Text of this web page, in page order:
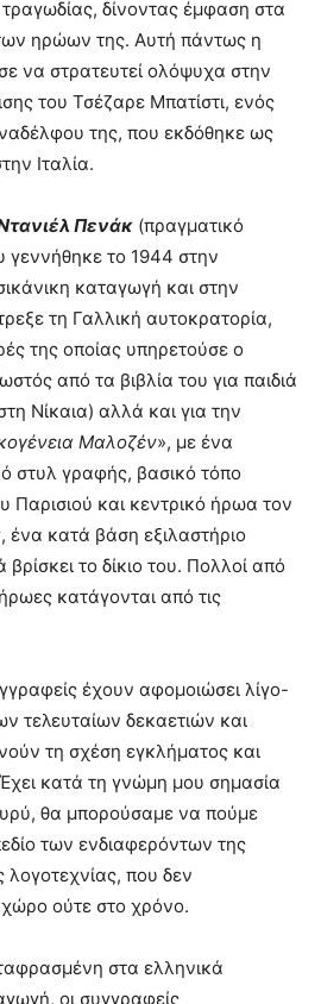
δίνοντας έμφαση στα
ηρώων της. Αυτή πάντως η
να στρατευτεί ολόψυχα στην
του Τσέζαρε Μπατίστι, ενός
της, που εκδόθηκε ως
Ιταλία.
Πενάκ (πραγματικό
γεννήθηκε το 1944 στην
καταγωγή και στην
τη Γαλλική αυτοκρατορία,
της οποίας υπηρετούσε ο
από τα βιβλία του για παιδιά
Νίκαια) αλλά και για την
Μαλοζέν», με ένα
στυλ γραφής, βασικό τόπο
Παρισιού και κεντρικό ήρωα τον
, ένα κατά βάση εξιλαστήριο
το δίκιο του. Πολλοί από
κατάγονται από τις
έχουν αφομοιώσει λίγο-
τελευταίων δεκαετιών και
τη σχέση εγκλήματος και
κατά τη γνώμη μου σημασία
θα μπορούσαμε να πούμε
των ενδιαφερόντων της
λογοτεχνίας, που δεν
χώρο ούτε στο χρόνο.
στα ελληνικά
οι συγγραφείς